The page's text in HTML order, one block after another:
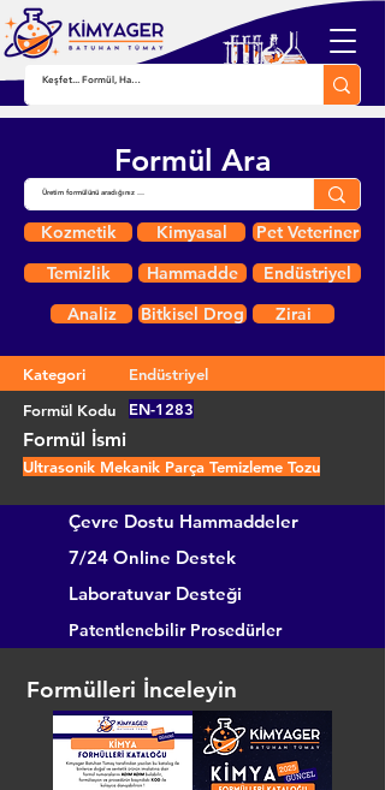
Formül Ara
Kozmetik Kimyasal
Pet Veteriner
Temizlik
Hammadde
Endüstriyel
Analiz
Bitkisel Drog Zirai
Kategori
Endüstriyel
Formül Kodu
EN-1283
Formül İsmi
Ultrasonik Mekanik Parça Temizleme Tozu
Çevre Dostu Hammaddeler
7/24 Online Destek
Laboratuvar Desteği
Patentlenebilir Prosedürler
Formülleri İnceleyin